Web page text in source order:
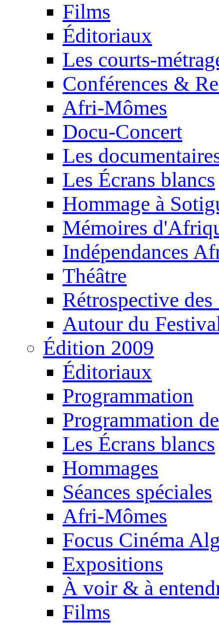
Films
Éditoriaux
Les courts-
Conférences &
Afri-Mômes
Docu-Concert
Les
Les Écrans blancs
Hommage à
Mémoires
Indépendances
Théâtre
Rétrospective
Autour du
Édition 2009
Éditoriaux
Programmation
Programmation
Les Écrans blancs
Hommages
Séances spéciales
Afri-Mômes
Focus Cinéma
Expositions
À voir & à
Films